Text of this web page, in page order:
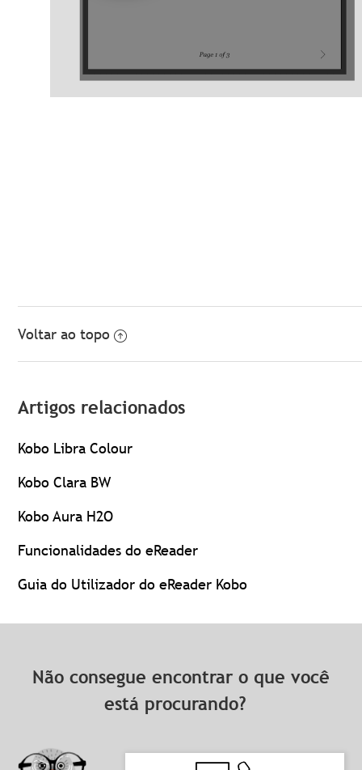
Voltar ao topo
Artigos relacionados
Kobo Libra Colour
Kobo Clara BW
Kobo Aura H2O
Funcionalidades do eReader
Guia do Utilizador do eReader Kobo
Não consegue encontrar o que você
está procurando?